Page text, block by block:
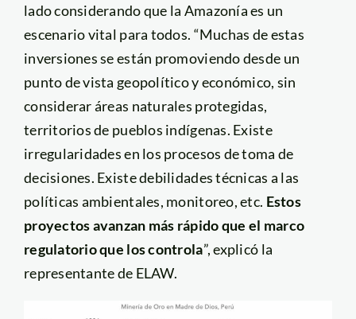
lado considerando que la Amazonía es un
escenario vital para todos. “Muchas de estas
inversiones se están promoviendo desde un
punto de vista geopolítico y económico, sin
considerar áreas naturales protegidas,
territorios de pueblos indígenas. Existe
irregularidades en los procesos de toma de
decisiones. Existe debilidades técnicas a las
políticas ambientales, monitoreo, etc. Estos
proyectos avanzan más rápido que el marco
regulatorio que los controla”, explicó la
representante de ELAW.